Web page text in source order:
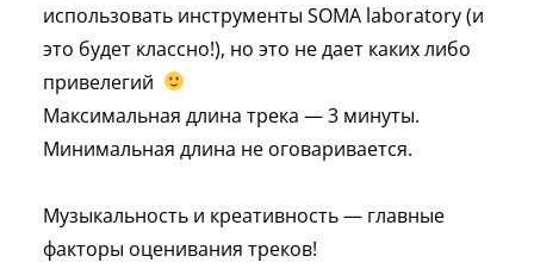
использовать инструменты SOMA laboratory (и
это будет классно!), но это не дает каких либо
привелегий
Максимальная длина трека — 3 минуты.
Минимальная длина не оговаривается.
Музыкальность и креативность — главные
факторы оценивания треков!